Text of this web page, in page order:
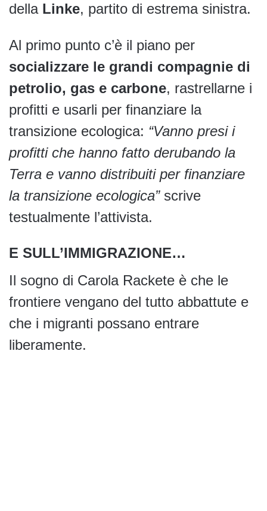
della Linke, partito di estrema sinistra.
Al primo punto c’è il piano per
socializzare le grandi compagnie di
petrolio, gas e carbone, rastrellarne i
profitti e usarli per finanziare la
transizione ecologica: “Vanno presi i
profitti che hanno fatto derubando la
Terra e vanno distribuiti per finanziare
la transizione ecologica”scrive
testualmente l’attivista.
E SULL’IMMIGRAZIONE…
Il sogno di Carola Rackete è che le
frontiere vengano del tutto abbattute e
che i migranti possano entrare
liberamente.